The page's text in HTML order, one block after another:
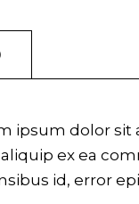
ipsum dolor
ex ea
id, error